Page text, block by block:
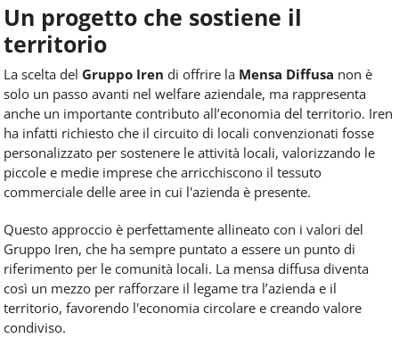
Un progetto che sostiene il
territorio
La scelta del Gruppo Iren di offrire la Mensa Diffusa non è
solo un passo avanti nel welfare aziendale, ma rappresenta
anche un importante contributo all’economia del territorio. Iren
ha infatti richiesto che il circuito di locali convenzionati fosse
personalizzato per sostenere le attività locali, valorizzando le
piccole e medie imprese che arricchiscono il tessuto
commerciale delle aree in cui l'azienda è presente.
Questo approccio è perfettamente allineato con i valori del
Gruppo Iren, che ha sempre puntato a essere un punto di
riferimento per le comunità locali. La mensa diffusa diventa
così un mezzo per rafforzare il legame tra l’azienda e il
territorio, favorendo l'economia circolare e creando valore
condiviso.